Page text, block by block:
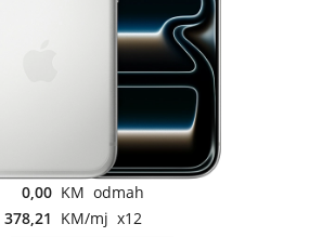
0,00 KM odmah
378,21 KM/mj x12